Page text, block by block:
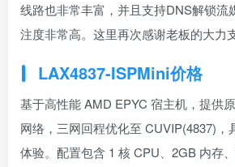
线路也非常丰富，并且支持DNS解锁流
注度非常高。这里再次感谢老板的大力
LAX4837-ISPMini价格
基于高性能 AMD EPYC 宿主机，提供
网络，三网回程优化至 CUVIP(4837)，
体验。配置包含 1 核 CPU、2GB 内存